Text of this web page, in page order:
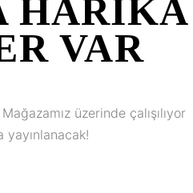
HARIKA
VAR
üzerinde çalışılıyor
yayınlanacak!